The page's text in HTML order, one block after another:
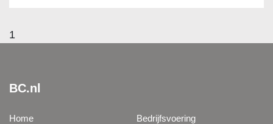
1
BC.nl
Home
Bedrijfsvoering